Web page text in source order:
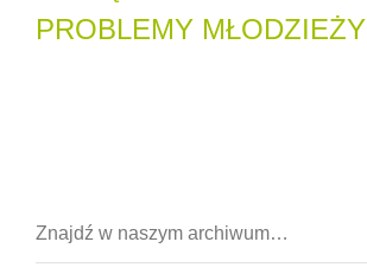
PROBLEMY MŁODZIEŻY